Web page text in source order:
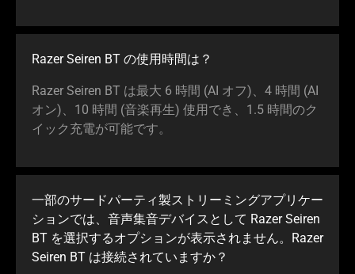
Razer Seiren BT の使用時間は？
Razer Seiren BT は最大 6 時間 (AI オフ)、4 時間 (AI
オン)、10 時間 (音楽再生) 使用でき、1.5 時間のク
イック充電が可能です。
一部のサードパーティ製ストリーミングアプリケー
ションでは、音声集音デバイスとして Razer Seiren
BT を選択するオプションが表示されません。Razer
Seiren BT は接続されていますか？